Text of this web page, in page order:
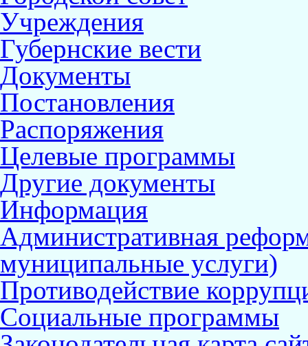
Учреждения
Губернские вести
Документы
Постановления
Распоряжения
Целевые программы
Другие документы
Информация
Административная
муниципальные услуги)
Противодействие
Социальные программы